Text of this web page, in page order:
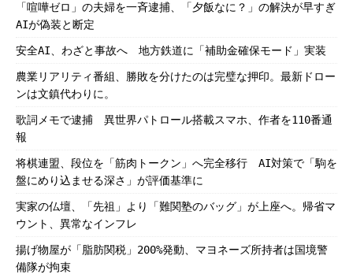
「喧嘩ゼロ」の夫婦を一斉逮捕、「夕飯なに？」の解決が早すぎ
AIが偽装と断定
安全AI、わざと事故へ 地方鉄道に「補助金確保モード」実装
農業リアリティ番組、勝敗を分けたのは完璧な押印。最新ドロー
ンは文鎮代わりに。
歌詞メモで逮捕 異世界パトロール搭載スマホ、作者を110番通
報
将棋連盟、段位を「筋肉トークン」へ完全移行 AI対策で「駒を
盤にめり込ませる深さ」が評価基準に
実家の仏壇、「先祖」より「難関塾のバッグ」が上座へ。帰省マ
ウント、異常なインフレ
揚げ物屋が「脂肪関税」200%発動、マヨネーズ所持者は国境警
備隊が拘束